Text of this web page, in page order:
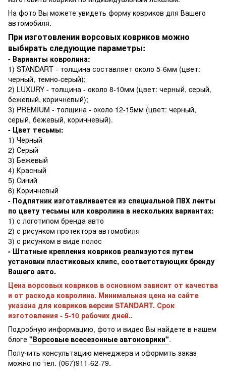
На фото Вы можете увидеть форму ковриков для Вашего
автомобиля.
При изготовлении ворсовых ковриков можно
выбирать следующие параметры:
- Варианты ковролина:
1) STANDART - толщина составляет около 5-6мм (цвет:
черный, темно-cерый);
2) LUXURY - толщина - около 8-10мм (цвет: черный, cерый,
бежевый, коричневый);
3) PREMIUM - толщина - около 12-15мм (цвет: черный,
cерый, бежевый, коричневый).
- Цвет тесьмы:
1) Черный
2) Серый
3) Бежевый
4) Красный
5) Синий
6) Коричневый
- Подпятник изготавливается из специальной ПВХ ленты
по цвету тесьмы или ковролина в нескольких вариантах:
1) с логотипом бренда авто
2) с рисунком протектора автомобиля
3) с рисунком в виде полос
- Штатные крепления ковриков реализуются путем
установки пластиковых клипс, соответствующих бренду
Вашего авто.
Цена ворсовых ковриков в основном зависит от качества
и от расхода ковролина. Минимальная цена на сайте
указана для ковриков версии STANDART. Срок
изготовления - 5-10 рабочих дней..
Подробную информацию, фото и видео Вы найдете в нашем
блоге "Ворсовые всесезонные автоковрики".
Получить консультацию менеджера и оформить заказ
можно по тел. (067)911-62-79.